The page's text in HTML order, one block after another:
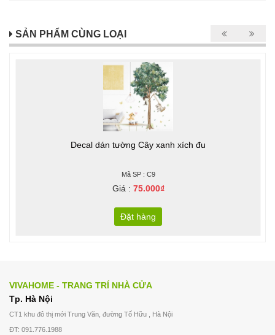
SẢN PHẨM CÙNG LOẠI
Decal dán tường Cây xanh xích đu
Mã SP : C9
Giá : 75.000₫
Đặt hàng
VIVAHOME - TRANG TRÍ NHÀ CỬA
Tp. Hà Nội
CT1 khu đô thị mới Trung Văn, đường Tố Hữu , Hà Nội
ĐT: 091.776.1988